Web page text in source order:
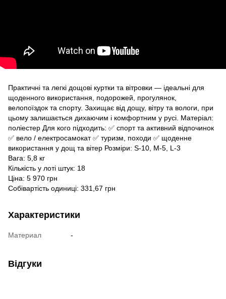
Практичні та легкі дощові куртки та вітровки — ідеальні для
щоденного використання, подорожей, прогулянок,
велопоїздок та спорту. Захищає від дощу, вітру та вологи, при
цьому залишається дихаючим і комфортним у русі. Матеріал:
поліестер Для кого підходить: ✅ спорт та активний відпочинок
✅ вело / електросамокат ✅ туризм, походи ✅ щоденне
використання у дощ та вітер Розміри: S-10, M-5, L-3
Вага: 5,8 кг
Кількість у лоті штук: 18
Ціна: 5 970 грн
Собівартість одиниці: 331,67 грн
Характеристики
Материал -
Відгуки